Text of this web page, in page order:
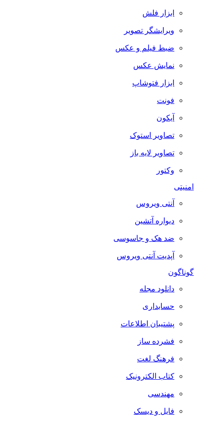
ابزار فلش
ویرایشگر تصویر
ضبط فيلم و عكس
نمایش عکس
ابزار فتوشاپ
فونت
آیکون
تصاویر استوک
تصاویر لایه باز
وکتور
امنیتی
آنتی ویروس
دیواره آتشین
ضد هک و جاسوسی
آپدیت آنتی ویروس
گوناگون
دانلود مجله
حسابداری
پشتیبان اطلاعات
فشرده ساز
فرهنگ لغت
کتاب الکترونیک
مهندسی
فایل و دیسک